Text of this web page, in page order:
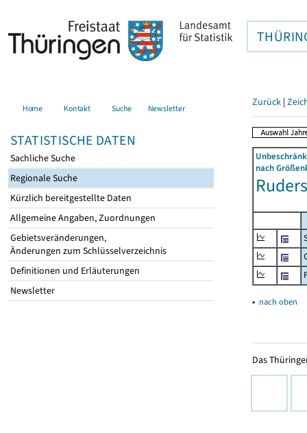
Home Kontakt Suche Newsletter
STATISTISCHE DATEN
Sachliche Suche
Regionale Suche
Kürzlich bereitgestellte Daten
Allgemeine Angaben, Zuordnungen
Gebietsveränderungen,
Änderungen zum Schlüsselverzeichnis
Definitionen und Erläuterungen
Newsletter
Zurück |
nach
▴ nach oben
Das